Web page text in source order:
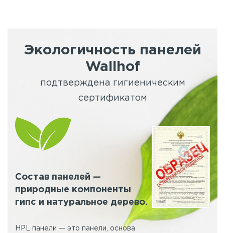
Экологичность панелей
Wallhof
подтверждена гигиеническим
сертификатом
Состав панелей —
природные компоненты
гипс и натуральное дерево.
HPL панели — это панели, основа